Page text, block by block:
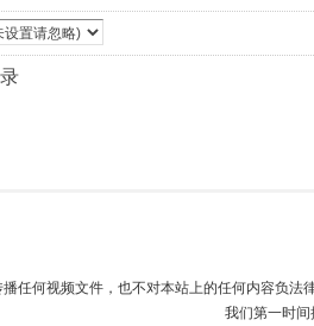
任何视频文件，也不对本站上的任何内容负
我们第一时